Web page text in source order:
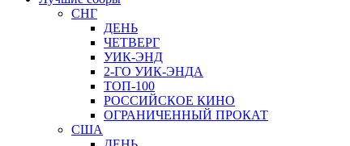
СНГ
ДЕНЬ
ЧЕТВЕРГ
УИК-ЭНД
2-ГО УИК-ЭНДА
ТОП-100
РОССИЙСКОЕ КИНО
ОГРАНИЧЕННЫЙ ПРОКАТ
США